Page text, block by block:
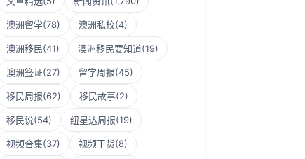
澳洲留学(78) 澳洲私校(4)
澳洲移民(41) 澳洲移民要知道(19)
澳洲签证(27) 留学周报(45)
移民周报(62) 移民故事(2)
移民说(54) 纽星达周报(19)
视频合集(37) 视频干货(8)